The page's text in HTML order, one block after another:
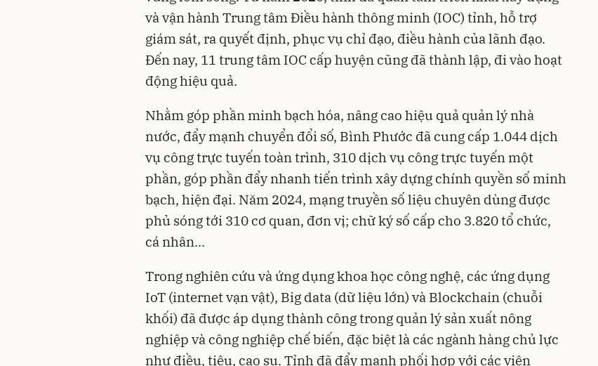
và vận hành Trung tâm Điều hành thông minh (IOC) tỉnh, hỗ trợ
giám sát, ra quyết định, phục vụ chỉ đạo, điều hành của lãnh đạo.
Đến nay, 11 trung tâm IOC cấp huyện cũng đã thành lập, đi vào hoạt
động hiệu quả.
Nhằm góp phần minh bạch hóa, nâng cao hiệu quả quản lý nhà
nước, đẩy mạnh chuyển đổi số, Bình Phước đã cung cấp 1.044 dịch
vụ công trực tuyến toàn trình, 310 dịch vụ công trực tuyến một
phần, góp phần đẩy nhanh tiến trình xây dựng chính quyền số minh
bạch, hiện đại. Năm 2024, mạng truyền số liệu chuyên dùng được
phủ sóng tới 310 cơ quan, đơn vị; chữ ký số cấp cho 3.820 tổ chức,
cá nhân...
Trong nghiên cứu và ứng dụng khoa học công nghệ, các ứng dụng
IoT (internet vạn vật), Big data (dữ liệu lớn) và Blockchain (chuỗi
khối) đã được áp dụng thành công trong quản lý sản xuất nông
nghiệp và công nghiệp chế biến, đặc biệt là các ngành hàng chủ lực
như điều, tiêu, cao su. Tỉnh đã đẩy mạnh phối hợp với các viện